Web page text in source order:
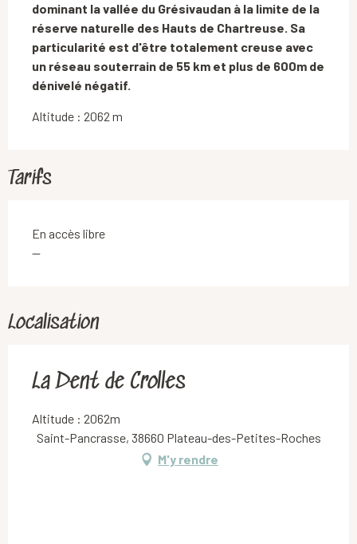
dominant la vallée du Grésivaudan à la limite de la
réserve naturelle des Hauts de Chartreuse. Sa
particularité est d'être totalement creuse avec
un réseau souterrain de 55 km et plus de 600m de
dénivelé négatif.
Altitude : 2062 m
Tarifs
En accès libre
—
Localisation
La Dent de Crolles
Altitude : 2062m
Saint-Pancrasse, 38660 Plateau-des-Petites-Roches
M'y rendre